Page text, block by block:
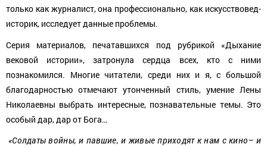
только как журналист, она профессионально, как искусствовед-
историк, исследует данные проблемы.
Серия материалов, печатавшихся под рубрикой «Дыхание
вековой истории», затронула сердца всех, кто с ними
познакомился. Многие читатели, среди них и я, с большой
благодарностью отмечают утонченный стиль, умение Лены
Николаевны выбрать интересные, познавательные темы. Это
особый дар, дар от Бога…
«Солдаты войны, и павшие, и живые приходят к нам с кино– и